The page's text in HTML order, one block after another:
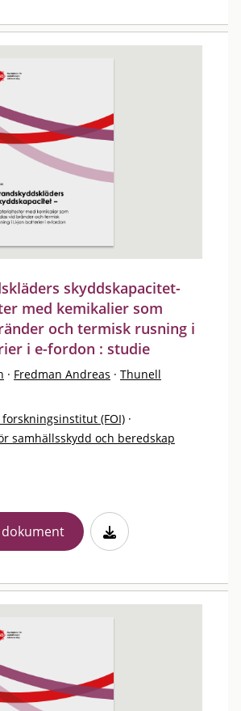
skyddskapacitet-
med kemikalier som
och termisk rusning i
i e-fordon : studie
· Fredman Andreas · Thunell
(FOI) ·
samhällsskydd och beredskap